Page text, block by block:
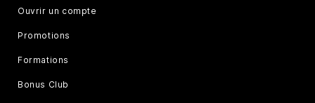
Ouvrir un compte
Promotions
Formations
Bonus Club